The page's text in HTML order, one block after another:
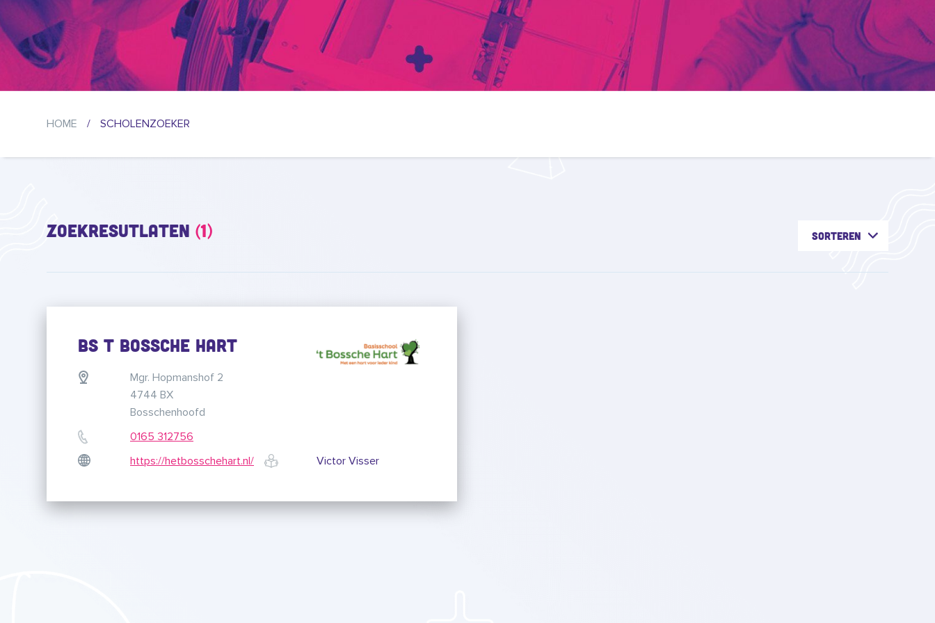
HOME / SCHOLENZOEKER
Zoekresutlaten (1) Sorteren
BS t Bossche Hart
Mgr. Hopmanshof 2
4744 BX
Bosschenhoofd
0165 312756
https://hetbosschehart.nl/
Victor Visser